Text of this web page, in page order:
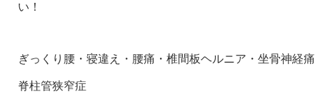
い！
ぎっくり腰・寝違え・腰痛・椎間板ヘルニア・坐骨神経痛
脊柱管狭窄症